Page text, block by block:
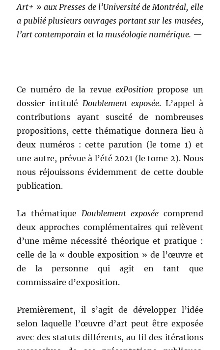
Art+ » aux Presses de l’Université de Montréal, elle
a publié plusieurs ouvrages portant sur les musées,
l’art contemporain et la muséologie numérique. —
Ce numéro de la revue exPosition propose un
dossier intitulé Doublement exposée. L’appel à
contributions ayant suscité de nombreuses
propositions, cette thématique donnera lieu à
deux numéros : cette parution (le tome 1) et
une autre, prévue à l’été 2021 (le tome 2). Nous
nous réjouissons évidemment de cette double
publication.
La thématique Doublement exposée comprend
deux approches complémentaires qui relèvent
d’une même nécessité théorique et pratique :
celle de la « double exposition » de l’œuvre et
de la personne qui agit en tant que
commissaire d’exposition.
Premièrement, il s’agit de développer l’idée
selon laquelle l’œuvre d’art peut être exposée
avec des statuts différents, au fil des itérations